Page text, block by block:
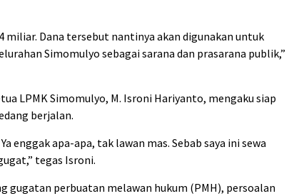
Dana tersebut nantinya akan digunakan untuk
Simomulyo sebagai sarana dan prasarana publik,”
LPMK Simomulyo, M. Isroni Hariyanto, mengaku siap
berjalan.
enggak apa-apa, tak lawan mas. Sebab saya ini sewa
tegas Isroni.
gugatan perbuatan melawan hukum (PMH), persoalan